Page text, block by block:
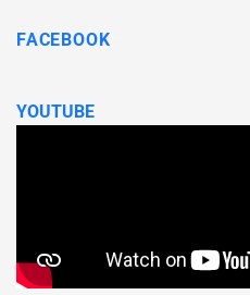
FACEBOOK
YOUTUBE